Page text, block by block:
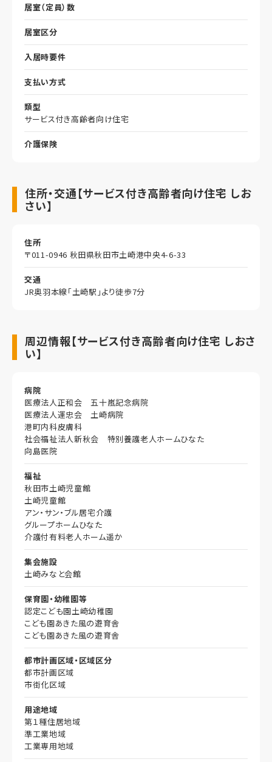
居室（定員）数
居室区分
入居時要件
支払い方式
類型
サービス付き高齢者向け住宅
介護保険
住所・交通【サービス付き高齢者向け住宅 しお
さい】
住所
〒011-0946 秋田県秋田市土崎港中央4-6-33
交通
JR奥羽本線「土崎駅」より徒歩7分
周辺情報【サービス付き高齢者向け住宅 しおさ
い】
病院
医療法人正和会 五十嵐記念病院
医療法人運忠会 土崎病院
港町内科皮膚科
社会福祉法人新秋会 特別養護老人ホームひなた
向島医院
福祉
秋田市土崎児童館
土崎児童館
アン・サン・ブル居宅介護
グループホームひなた
介護付有料老人ホーム遥か
集会施設
土崎みなと会館
保育園・幼稚園等
認定こども園土崎幼稚園
こども園あきた風の遊育舎
こども園あきた風の遊育舎
都市計画区域・区域区分
都市計画区域
市街化区域
用途地域
第１種住居地域
準工業地域
工業専用地域